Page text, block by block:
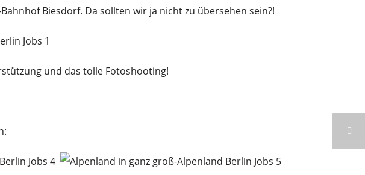
Biesdorf. Da sollten wir ja nicht zu übersehen sein?!
und das tolle Fotoshooting!